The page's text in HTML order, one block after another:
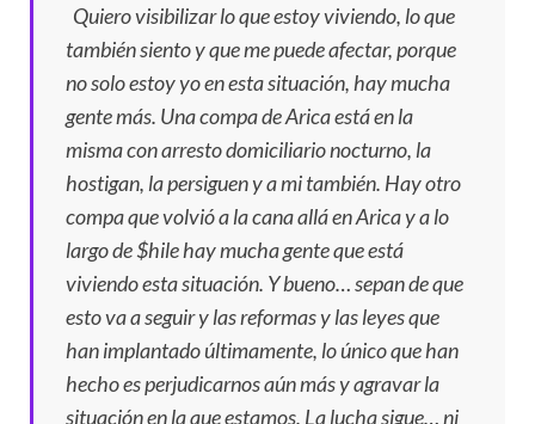
Quiero visibilizar lo que estoy viviendo, lo que
también siento y que me puede afectar, porque
no solo estoy yo en esta situación, hay mucha
gente más. Una compa de Arica está en la
misma con arresto domiciliario nocturno, la
hostigan, la persiguen y a mi también. Hay otro
compa que volvió a la cana allá en Arica y a lo
largo de $hile hay mucha gente que está
viviendo esta situación. Y bueno… sepan de que
esto va a seguir y las reformas y las leyes que
han implantado últimamente, lo único que han
hecho es perjudicarnos aún más y agravar la
situación en la que estamos. La lucha sigue… ni